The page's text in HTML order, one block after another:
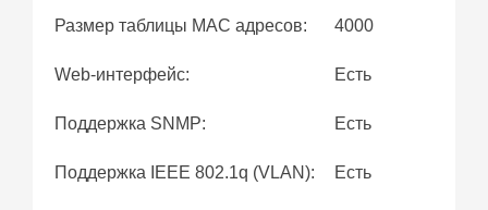
Размер таблицы MAC адресов: 4000
Web-интерфейс: Есть
Поддержка SNMP: Есть
Поддержка IEEE 802.1q (VLAN): Есть